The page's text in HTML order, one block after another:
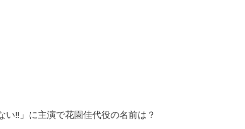
い‼」に主演で花園佳代役の名前は？